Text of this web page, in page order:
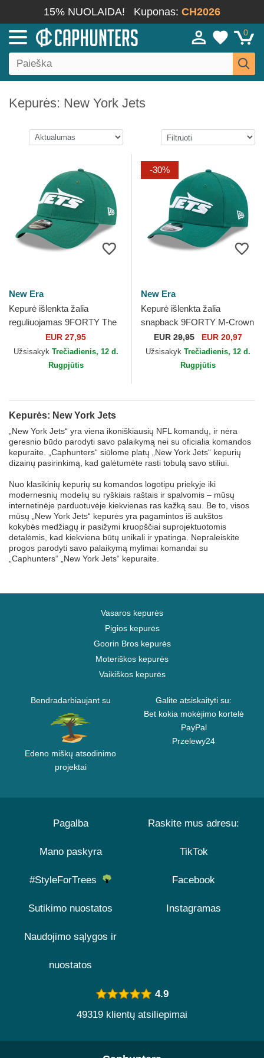
15% NUOLAIDA! Kuponas: CH2026
0
Kepurės: New York Jets
New Era
Kepurė išlenkta žalia
reguliuojamas 9FORTY The
League New York Jets NFL
New Era
EUR 27,95
Užsisakyk Trečiadienis, 12 d.
Rugpjūtis
-30%
New Era
Kepurė išlenkta žalia
snapback 9FORTY M-Crown
Team New York Jets NFL
New Era
EUR 29,95 EUR 20,97
Užsisakyk Trečiadienis, 12 d.
Rugpjūtis
Kepurės: New York Jets
„New York Jets“ yra viena ikoniškiausių NFL komandų, ir nėra
geresnio būdo parodyti savo palaikymą nei su oficialia komandos
kepuraite. „Caphunters“ siūlome platų „New York Jets“ kepurių
dizainų pasirinkimą, kad galėtumėte rasti tobulą savo stiliui.
Nuo klasikinių kepurių su komandos logotipu priekyje iki
modernesnių modelių su ryškiais raštais ir spalvomis – mūsų
internetinėje parduotuvėje kiekvienas ras kažką sau. Be to, visos
mūsų „New York Jets“ kepurės yra pagamintos iš aukštos
kokybės medžiagų ir pasižymi kruopščiai suprojektuotomis
detalėmis, kad kiekviena būtų unikali ir ypatinga. Nepraleiskite
progos parodyti savo palaikymą mylimai komandai su
„Caphunters“ „New York Jets“ kepuraite.
Vasaros kepurės
Pigios kepurės
Goorin Bros kepurės
Moteriškos kepurės
Vaikiškos kepurės
Bendradarbiaujant su
Edeno miškų atsodinimo
projektai
Galite atsiskaityti su:
Bet kokia mokėjimo kortelė
PayPal
Przelewy24
Pagalba
Mano paskyra
#StyleForTrees
Sutikimo nuostatos
Naudojimo sąlygos ir
nuostatos
Raskite mus adresu:
TikTok
Facebook
Instagramas
4.9
49319 klientų atsiliepimai